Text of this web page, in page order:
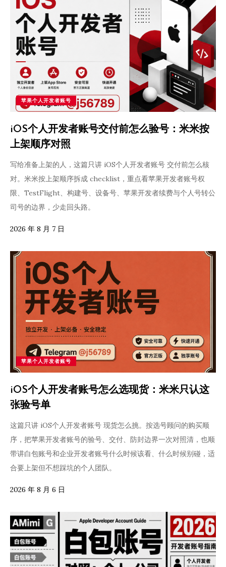
苹果个人开发者账号
iOS个人开发者账号交付前怎么验号：米米按
上架顺序对照
写给准备上架的人，这篇只讲 iOS个人开发者账号 交付前怎么核
对。米米按上架顺序拆成 checklist，重点看苹果开发者账号权
限、TestFlight、构建号、设备号、苹果开发者续费与个人号转公
司号的边界，少走回头路。
2026 年 8 月 7 日
苹果个人开发者账号
iOS个人开发者账号怎么选现货：米米只认这
张验号单
这篇只讲 iOS个人开发者账号 现货怎么挑。按选号顾问的购买顺
序，把苹果开发者账号的验号、交付、防封边界一次对照清，也顺
带讲白包账号和企业开发者账号什么时候该看、什么时候别碰，适
合要上架但不想踩坑的个人团队。
2026 年 8 月 6 日